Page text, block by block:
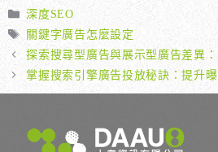
分
類
深度SEO
標
籤
關鍵字廣告怎麼設定
探索搜尋型廣告與展示型廣告差異
掌握搜索引擎廣告投放秘訣：提升